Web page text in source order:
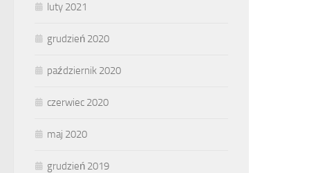
luty 2021
grudzień 2020
październik 2020
czerwiec 2020
maj 2020
grudzień 2019